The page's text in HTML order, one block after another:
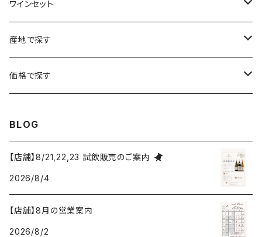
シャルトーニュ・タイエ
シャルル・エドシック
ジャン・ラルマン
ドゥラモット
ロワール
コトーシャンプノワ
ジュラ・サヴォワ
チリ
スロヴァキア
オーストリア
オレゴン州
ワシントン州
ロワール
ジュラ・サヴォワ
シャンパーニュ
プロヴァンス
南アフリカ
チリ
アメリカ
ワシントン州
カリフォルニア州
ワインセット
福袋
シャンパーニュセット
産地で探す
アメリカ
ワシントン州
カリフォルニア州
スロヴァキア
価格で探す
5,000円～6,999円
7,000円～9,999円
BLOG
【店舗】8/21,22,23 試飲販売のご案内
2026/8/4
【店舗】8月の営業案内
2026/8/2